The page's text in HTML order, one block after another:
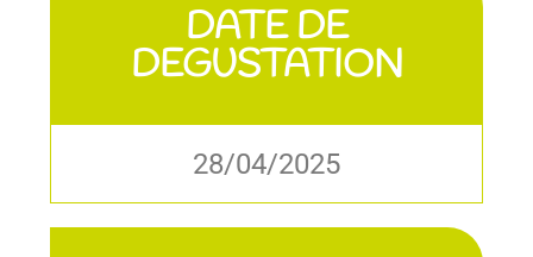
DATE DE
DEGUSTATION
28/04/2025